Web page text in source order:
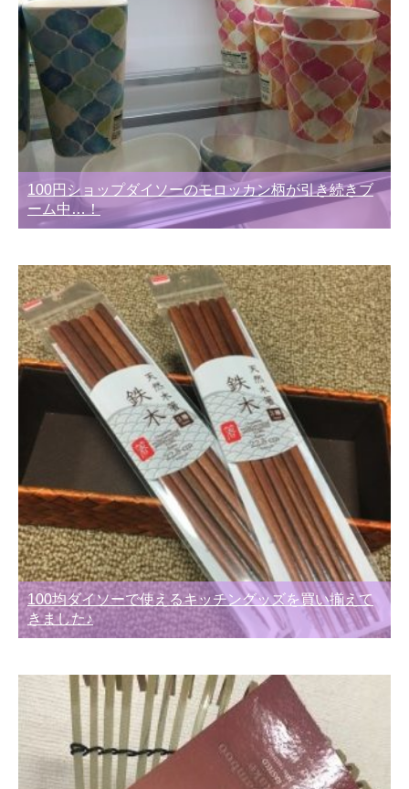
100円ショップダイソーのモロッカン柄が引き続きブ
ーム中…！
100均ダイソーで使えるキッチングッズを買い揃えて
きました♪